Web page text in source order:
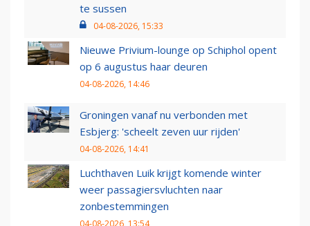
te sussen
04-08-2026, 15:33
Nieuwe Privium-lounge op Schiphol opent
op 6 augustus haar deuren
04-08-2026, 14:46
Groningen vanaf nu verbonden met
Esbjerg: 'scheelt zeven uur rijden'
04-08-2026, 14:41
Luchthaven Luik krijgt komende winter
weer passagiersvluchten naar
zonbestemmingen
04-08-2026, 13:54